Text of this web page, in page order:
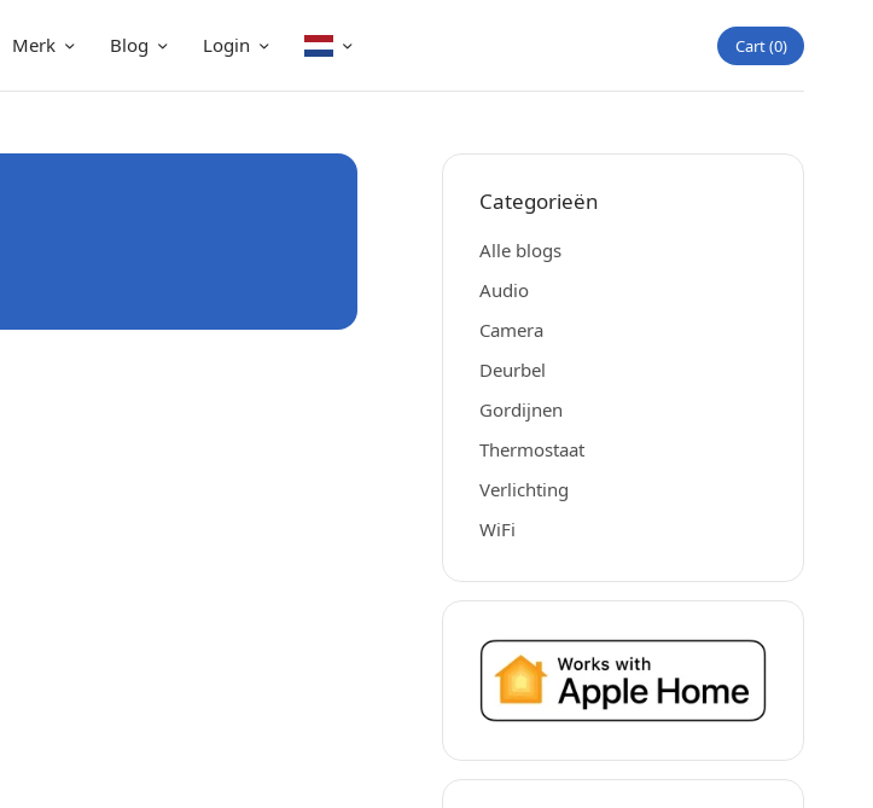
Merk Blog Login Cart 0
Categorieën
Alle blogs
Audio
Camera
Deurbel
Gordijnen
Thermostaat
Verlichting
WiFi